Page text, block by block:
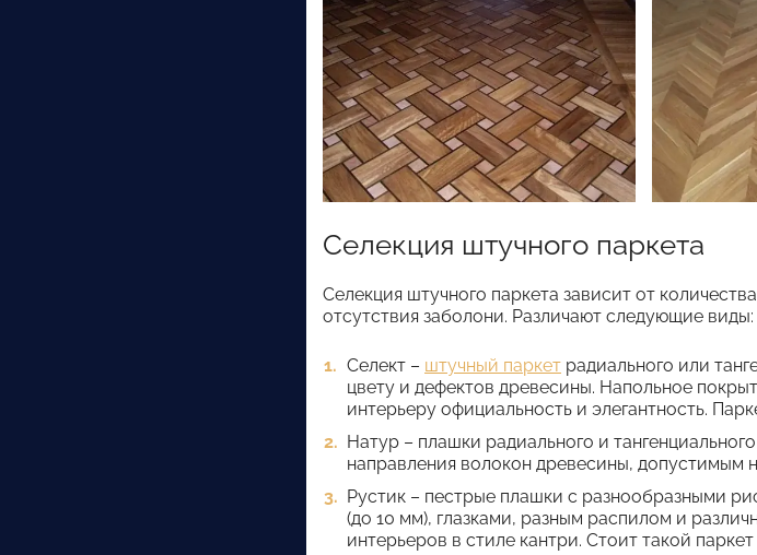
Селекция штучного паркета
Селекция штучного паркета зависит от
отсутствия заболони. Различают следующие виды:
Селект – штучный паркет радиального или
цвету и дефектов древесины. Напольное
интерьеру официальность и элегантность.
Натур – плашки радиального и
направления волокон древесины, допустимым
Рустик – пестрые плашки с разнообразными
(до 10 мм), глазками, разным распилом и
интерьеров в стиле кантри. Стоит такой